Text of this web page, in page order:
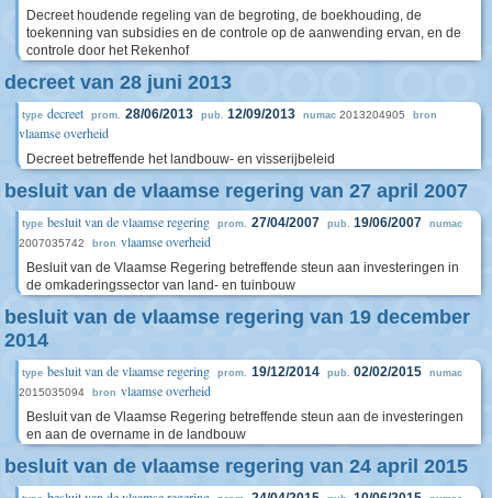
Decreet houdende regeling van de begroting, de boekhouding, de
toekenning van subsidies en de controle op de aanwending ervan, en de
controle door het Rekenhof
decreet van 28 juni 2013
type decreet prom. 28/06/2013 pub. 12/09/2013 numac 2013204905 bron
vlaamse overheid
Decreet betreffende het landbouw- en visserijbeleid
besluit van de vlaamse regering van 27 april 2007
type besluit van de vlaamse regering prom. 27/04/2007 pub. 19/06/2007 numac
2007035742 bron vlaamse overheid
Besluit van de Vlaamse Regering betreffende steun aan investeringen in
de omkaderingssector van land- en tuinbouw
besluit van de vlaamse regering van 19 december
2014
type besluit van de vlaamse regering prom. 19/12/2014 pub. 02/02/2015 numac
2015035094 bron vlaamse overheid
Besluit van de Vlaamse Regering betreffende steun aan de investeringen
en aan de overname in de landbouw
besluit van de vlaamse regering van 24 april 2015